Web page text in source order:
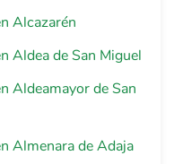
Alcazarén
Aldea de San Miguel
Aldeamayor de San
Almenara de Adaja